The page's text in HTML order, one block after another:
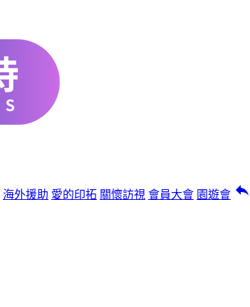
海外援助 愛的印拓 關懷訪視 會員大會 園遊會 reply